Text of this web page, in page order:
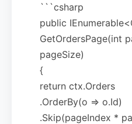
```csharp
public
GetOrdersPage(int
pageSize)
{
return ctx.Orders
.OrderBy(o => o.Id)
.Skip(pageIndex *